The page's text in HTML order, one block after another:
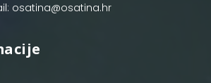
osatina@osatina.hr